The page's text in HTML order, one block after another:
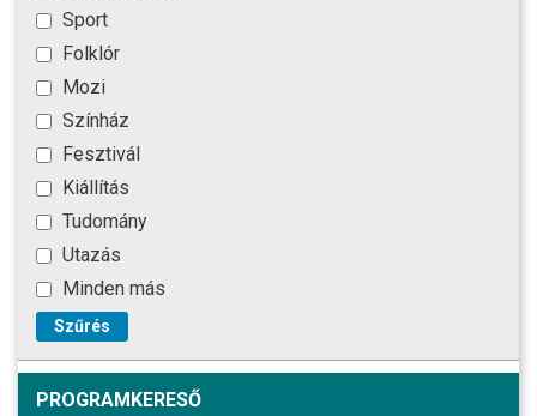
Sport
Folklór
Mozi
Színház
Fesztivál
Kiállítás
Tudomány
Utazás
Minden más
Szűrés
PROGRAMKERESŐ